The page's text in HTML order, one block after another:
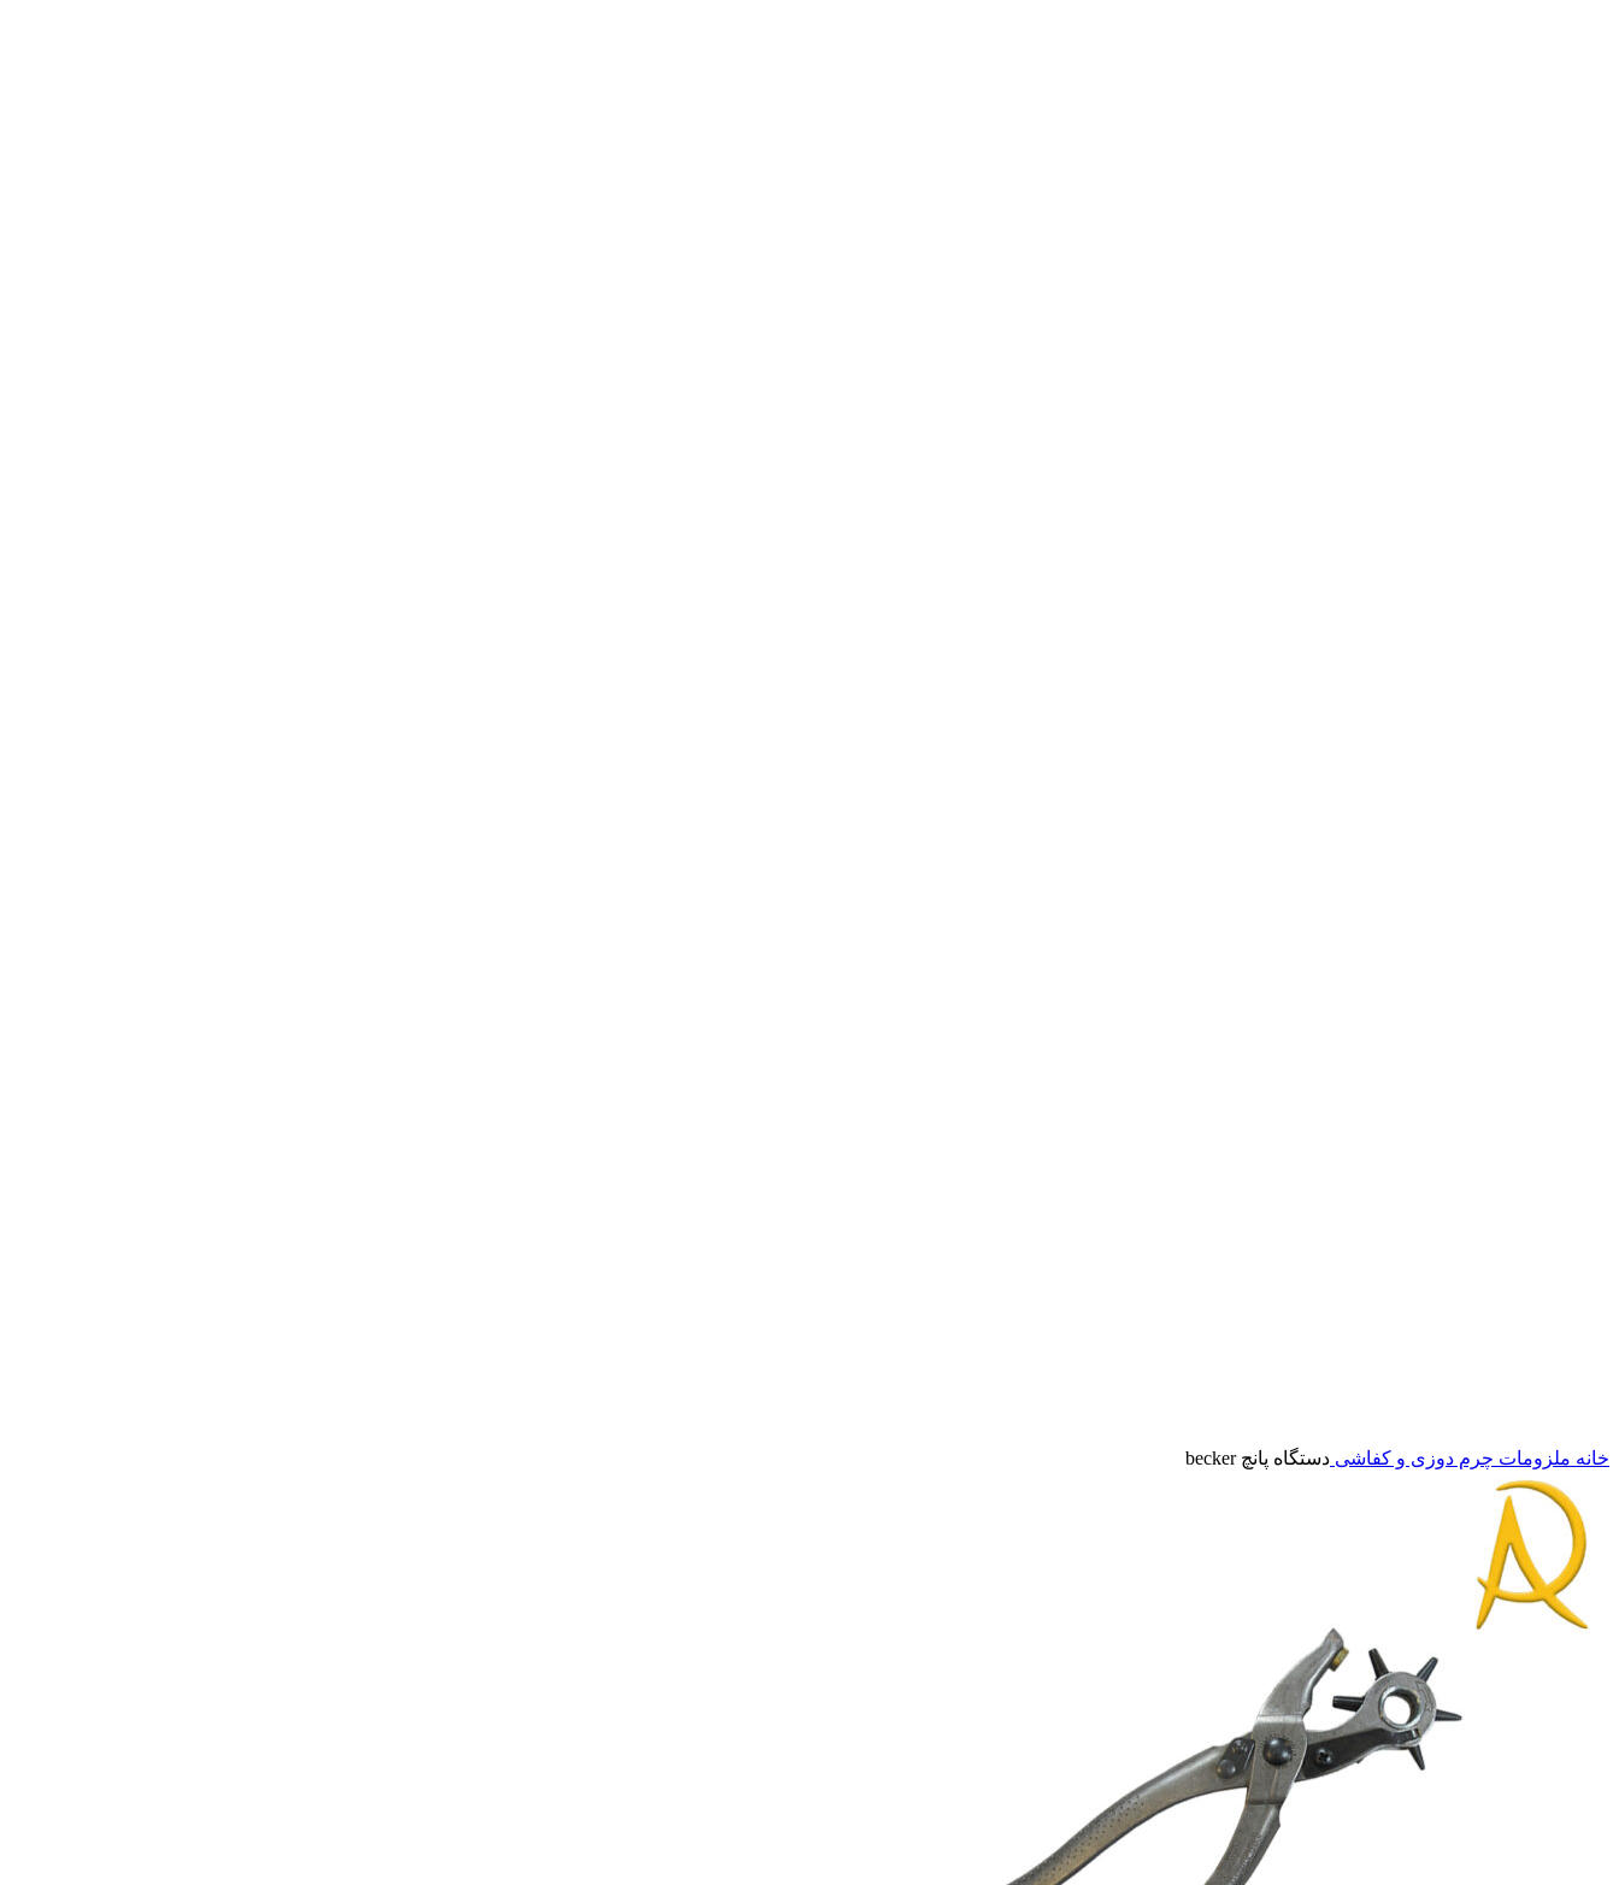
خانه ملزومات چرم دوزی و کفاشی دستگاه پانچ becker